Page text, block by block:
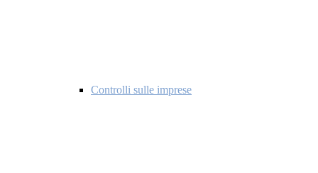
Controlli sulle imprese